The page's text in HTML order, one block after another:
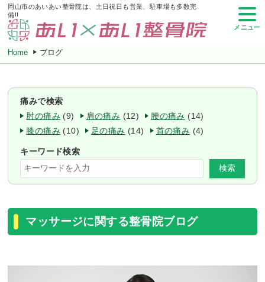
岡山市のあいあい整骨院は、土日祝日も営業、駐車場も多数完
備!!
メニュー
Home ブログ
痛みで検索
肘の痛み (9) 肩の痛み (12) 腰の痛み (14)
膝の痛み (10) 足の痛み (14) 首の痛み (4)
キーワード検索
検索
マッサージに関する整骨院ブログ